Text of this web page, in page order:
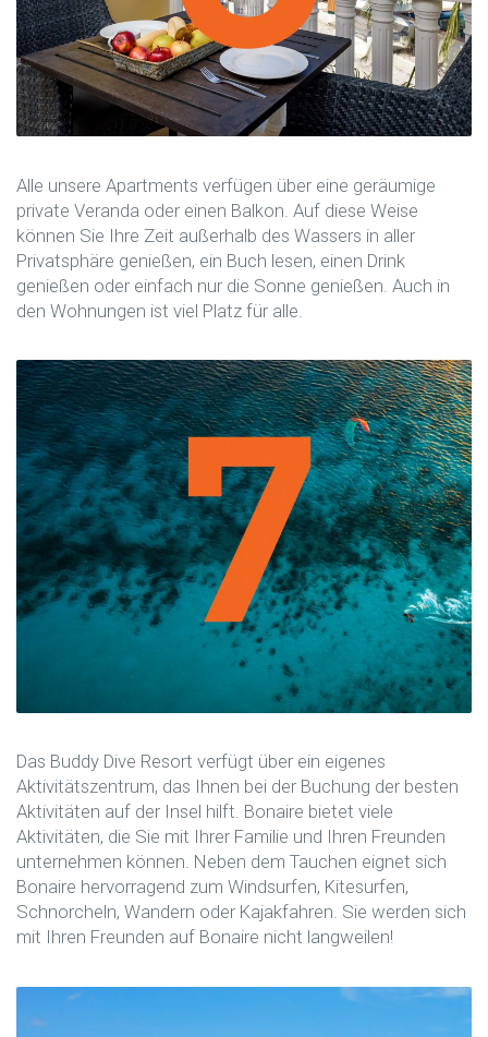
Alle unsere Apartments verfügen über eine geräumige
private Veranda oder einen Balkon. Auf diese Weise
können Sie Ihre Zeit außerhalb des Wassers in aller
Privatsphäre genießen, ein Buch lesen, einen Drink
genießen oder einfach nur die Sonne genießen. Auch in
den Wohnungen ist viel Platz für alle.
Das Buddy Dive Resort verfügt über ein eigenes
Aktivitätszentrum, das Ihnen bei der Buchung der besten
Aktivitäten auf der Insel hilft. Bonaire bietet viele
Aktivitäten, die Sie mit Ihrer Familie und Ihren Freunden
unternehmen können. Neben dem Tauchen eignet sich
Bonaire hervorragend zum Windsurfen, Kitesurfen,
Schnorcheln, Wandern oder Kajakfahren. Sie werden sich
mit Ihren Freunden auf Bonaire nicht langweilen!